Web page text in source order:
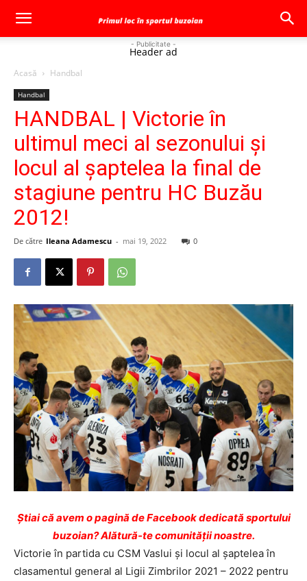
- Publicitate -
Header ad
Acasă Handbal
Handbal
HANDBAL | Victorie în
ultimul meci al sezonului și
locul al șaptelea la final de
stagiune pentru HC Buzău
2012!
De către Ileana Adamescu - mai 19, 2022 0
Ştiai că avem o pagină de Facebook dedicată sportului
buzoian? Alătură-te comunității noastre.
Victorie în partida cu CSM Vaslui și locul al șaptelea în
clasamentul general al Ligii Zimbrilor 2021 – 2022 pentru